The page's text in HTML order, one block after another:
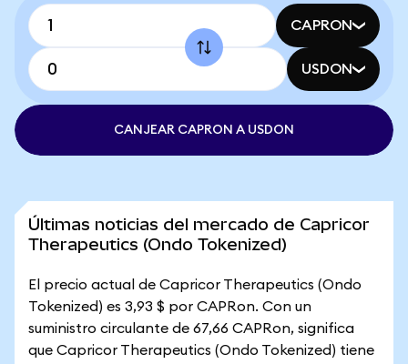
CAPRON
USDON
CANJEAR CAPRON A USDON
Últimas noticias del mercado de Capricor
Therapeutics (Ondo Tokenized)
El precio actual de Capricor Therapeutics (Ondo
Tokenized) es 3,93 $ por CAPRon. Con un
suministro circulante de 67,66 CAPRon, significa
que Capricor Therapeutics (Ondo Tokenized) tiene